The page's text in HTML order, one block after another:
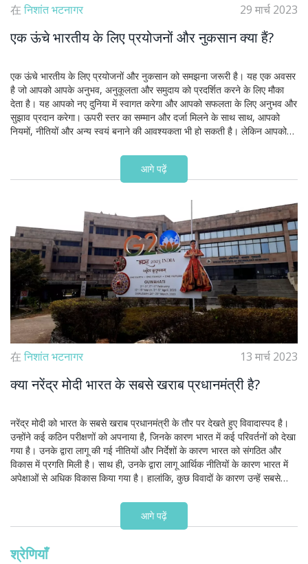
在 निशांत भटनागर 29 मार्च 2023
एक ऊंचे भारतीय के लिए प्रयोजनों और नुकसान क्या हैं?
एक ऊंचे भारतीय के लिए प्रयोजनों और नुकसान को समझना जरूरी है। यह एक अवसर
है जो आपको आपके अनुभव, अनुकूलता और समुदाय को प्रदर्शित करने के लिए मौका
देता है। यह आपको नए दुनिया में स्वागत करेगा और आपको सफलता के लिए अनुभव और
सुझाव प्रदान करेगा। ऊपरी स्तर का सम्मान और दर्जा मिलने के साथ साथ, आपको
नियमों, नीतियों और अन्य स्वयं बनाने की आवश्यकता भी हो सकती है। लेकिन आपको
आगे पढ़ें
在 निशांत भटनागर 13 मार्च 2023
क्या नरेंद्र मोदी भारत के सबसे खराब प्रधानमंत्री है?
नरेंद्र मोदी को भारत के सबसे खराब प्रधानमंत्री के तौर पर देखते हुए विवादास्पद है।
उन्होंने कई कठिन परीक्षणों को अपनाया है, जिनके कारण भारत में कई परिवर्तनों को देखा
गया है। उनके द्वारा लागू की गई नीतियों और निर्देशों के कारण भारत को संगठित और
विकास में प्रगति मिली है। साथ ही, उनके द्वारा लागू आर्थिक नीतियों के कारण भारत में
अपेक्षाओं से अधिक विकास किया गया है। हालांकि, कुछ विवादों के कारण उन्हें सबसे
आगे पढ़ें
श्रेणियाँ